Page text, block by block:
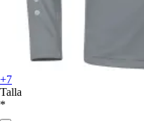
+7
Talla
*